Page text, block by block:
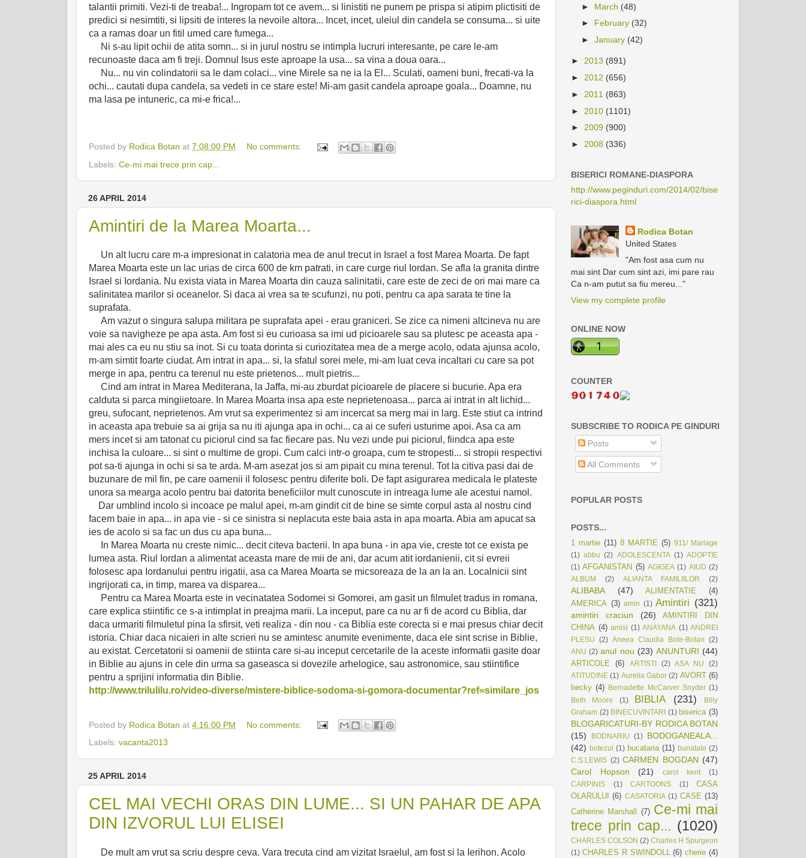
talantii primiti. Vezi-ti de treaba!... Ingropam tot ce avem... si linistiti ne punem pe prispa si atipim plictisiti de
predici si nesimtiti, si lipsiti de interes la nevoile altora... Incet, incet, uleiul din candela se consuma... si uite
ca a ramas doar un fitil umed care fumega...
Ni s-au lipit ochii de atita somn... si in jurul nostru se intimpla lucruri interesante, pe care le-am
recunoaste daca am fi treji. Domnul Isus este aproape la usa... sa vina a doua oara...
Nu... nu vin colindatorii sa le dam colaci... vine Mirele sa ne ia la El... Sculati, oameni buni, frecati-va la
ochi... cautati dupa candela, sa vedeti in ce stare este! Mi-am gasit candela aproape goala... Doamne, nu
ma lasa pe intuneric, ca mi-e frica!...
Posted by Rodica Botan at 7:08:00 PM
No comments:
Labels: Ce-mi mai trece prin cap...
26 APRIL 2014
Amintiri de la Marea Moarta...
Un alt lucru care m-a impresionat in calatoria mea de anul trecut in Israel a fost Marea Moarta. De fapt
Marea Moarta este un lac urias de circa 600 de km patrati, in care curge riul Iordan. Se afla la granita dintre
Israel si Iordania. Nu exista viata in Marea Moarta din cauza salinitatii, care este de zeci de ori mai mare ca
salinitatea marilor si oceanelor. Si daca ai vrea sa te scufunzi, nu poti, pentru ca apa sarata te tine la
suprafata.
Am vazut o singura salupa militara pe suprafata apei - erau graniceri. Se zice ca nimeni altcineva nu are
voie sa navigheze pe apa asta. Am fost si eu curioasa sa imi ud picioarele sau sa plutesc pe aceasta apa -
mai ales ca eu nu stiu sa inot. Si cu toata dorinta si curiozitatea mea de a merge acolo, odata ajunsa acolo,
m-am simtit foarte ciudat. Am intrat in apa... si, la sfatul sorei mele, mi-am luat ceva incaltari cu care sa pot
merge in apa, pentru ca terenul nu este prietenos... mult pietris...
Cind am intrat in Marea Mediterana, la Jaffa, mi-au zburdat picioarele de placere si bucurie. Apa era
calduta si parca mingiietoare. In Marea Moarta insa apa este neprietenoasa... parca ai intrat in alt lichid...
greu, sufocant, neprietenos. Am vrut sa experimentez si am incercat sa merg mai in larg. Este stiut ca intrind
in aceasta apa trebuie sa ai grija sa nu iti ajunga apa in ochi... ca ai ce suferi usturime apoi. Asa ca am
mers incet si am tatonat cu piciorul cind sa fac fiecare pas. Nu vezi unde pui piciorul, fiindca apa este
inchisa la culoare... si sint o multime de gropi. Cum calci intr-o groapa, cum te stropesti... si stropii respectivi
pot sa-ti ajunga in ochi si sa te arda. M-am asezat jos si am pipait cu mina terenul. Tot la citiva pasi dai de
buzunare de mil fin, pe care oamenii il folosesc pentru diferite boli. De fapt asigurarea medicala le plateste
unora sa mearga acolo pentru bai datorita beneficiilor mult cunoscute in intreaga lume ale acestui namol.
Dar umblind incolo si incoace pe malul apei, m-am gindit cit de bine se simte corpul asta al nostru cind
facem baie in apa... in apa vie - si ce sinistra si neplacuta este baia asta in apa moarta. Abia am apucat sa
ies de acolo si sa fac un dus cu apa buna...
In Marea Moarta nu creste nimic... decit citeva bacterii. In apa buna - in apa vie, creste tot ce exista pe
lumea asta. Riul Iordan a alimentat aceasta mare de mii de ani, dar acum atit iordanienii, cit si evreii
folosesc apa Iordanului pentru irigatii, asa ca Marea Moarta se micsoreaza de la an la an. Localnicii sint
ingrijorati ca, in timp, marea va disparea...
Pentru ca Marea Moarta este in vecinatatea Sodomei si Gomorei, am gasit un filmulet tradus in romana,
care explica stiintific ce s-a intimplat in preajma marii. La inceput, pare ca nu ar fi de acord cu Biblia, dar
daca urmariti filmuletul pina la sfirsit, veti realiza - din nou - ca Biblia este corecta si e mai presus chiar decit
istoria. Chiar daca nicaieri in alte scrieri nu se amintesc anumite evenimente, daca ele sint scrise in Biblie,
au existat. Cercetatorii si oamenii de stiinta care si-au inceput cercetarile de la aceste informatii gasite doar
in Biblie au ajuns in cele din urma sa gaseasca si dovezile arhelogice, sau astronomice, sau stiintifice
pentru a sprijini informatia din Biblie.
http://www.trilulilu.ro/video-diverse/mistere-biblice-sodoma-si-gomora-documentar?ref=similare_jos
Posted by Rodica Botan at 4:16:00 PM
No comments:
Labels: vacanta2013
25 APRIL 2014
CEL MAI VECHI ORAS DIN LUME... SI UN PAHAR DE APA
DIN IZVORUL LUI ELISEI
De mult am vrut sa scriu despre ceva. Vara trecuta cind am vizitat Israelul, am fost si la Ierihon. Acolo
► March (48)
► February (32)
►January (42)
► 2013 (891)
► 2012 (656)
► 2011 (863)
► 2010 (1101)
► 2009 (900)
► 2008 (336)
BISERICI ROMANE-DIASPORA
http://www.peginduri.com/2014/02/bise
rici-diaspora.html
Rodica Botan
United States
"Am fost asa cum nu
mai sint Dar cum sint azi, imi pare rau
Ca n-am putut sa fiu mereu..."
View my complete profile
ONLINE NOW
COUNTER
SUBSCRIBE TO RODICA PE GINDURI
Posts
All Comments
POPULAR POSTS
POSTS...
1 martie (11) 8 MARTIE (5) 911/ Mariage
(1) abbu (2) ADOLESCENTA (1) ADOPTIE
(1) AFGANISTAN (5) AGIGEA (1) AIUD (2)
ALBUM
(2) ALIANTA FAMILIILOR (2)
ALIBABA (47) ALIMENTATIE
(4)
AMERICA (3) amin (1) Amintiri (321)
amintiri craciun (26)
AMINTIRI DIN
CHINA (4) amisi (1) ANAYANA (1) ANDREI
PLESU
(2) Aneea Claudia Bote-Botan
(2)
ANU (2) anul nou (23) ANUNTURI (44)
ARTICOLE (6) ARTISTI (2) ASA NU
(2)
ATITUDINE (1) Aurelia Gabor (2) AVORT (6)
becky (4) Bernadette McCarver Snyder (1)
Beth Moore
(1) BIBLIA (231)
Billy
Graham (2) BINECUVINTARI (1) biserica (3)
BLOGARICATURI-BY RODICA BOTAN
(15)
BODNARIU (1)
BODOGANEALA...
(42) botezul (1) bucataria (11) bunatate (2)
C.S.LEWIS (2) CARMEN BOGDAN (47)
Carol Hopson
(21) carol kent
(1)
CARPINIS
(1) CARTOONS (1)
CASA
OLARULUI
(6) CASATORIA (1) CASE (13)
Catherine Marshall
(7) Ce-mi mai
trece prin cap... (1020)
CHARLES COLSON (2) Charles H Spurgeon
(1) CHARLES R SWINDOLL (6) cherie (4)